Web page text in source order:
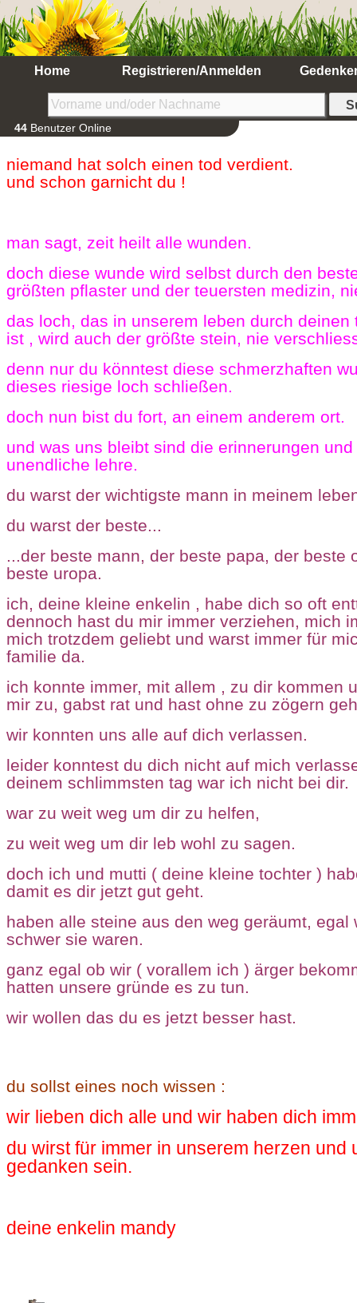
Home Registrieren/Anmelden
44 Benutzer Online
niemand hat solch einen tod verdient.
und schon garnicht du !
man sagt, zeit heilt alle wunden.
doch diese wunde wird selbst durch den
größten pflaster und der teuersten medizin,
das loch, das in unserem leben durch deinen
ist , wird auch der größte stein, nie
denn nur du könntest diese schmerzhaften
dieses riesige loch schließen.
doch nun bist du fort, an einem anderem ort.
und was uns bleibt sind die erinnerungen
unendliche lehre.
du warst der wichtigste mann in meinem
du warst der beste...
...der beste mann, der beste papa, der beste
beste uropa.
ich, deine kleine enkelin , habe dich so oft
dennoch hast du mir immer verziehen, mich
mich trotzdem geliebt und warst immer für
familie da.
ich konnte immer, mit allem , zu dir kommen
mir zu, gabst rat und hast ohne zu zögern
wir konnten uns alle auf dich verlassen.
leider konntest du dich nicht auf mich
deinem schlimmsten tag war ich nicht bei dir.
war zu weit weg um dir zu helfen,
zu weit weg um dir leb wohl zu sagen.
doch ich und mutti ( deine kleine tochter )
damit es dir jetzt gut geht.
haben alle steine aus den weg geräumt, egal
schwer sie waren.
ganz egal ob wir ( vorallem ich ) ärger
hatten unsere gründe es zu tun.
wir wollen das du es jetzt besser hast.
du sollst eines noch wissen :
wir lieben dich alle und wir haben dich
du wirst für immer in unserem herzen und
gedanken sein.
deine enkelin mandy